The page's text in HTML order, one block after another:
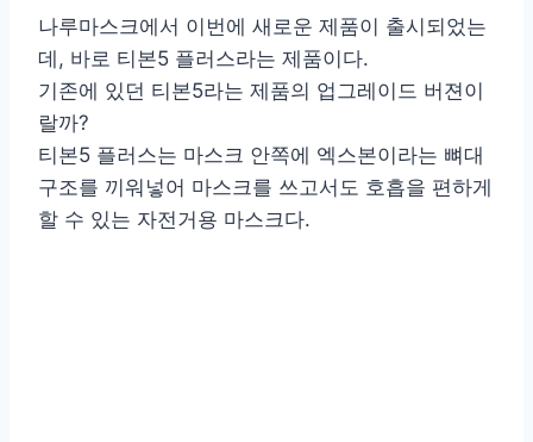
나루마스크에서 이번에 새로운 제품이 출시되었는
데, 바로 티본5 플러스라는 제품이다.
기존에 있던 티본5라는 제품의 업그레이드 버젼이
랄까?
티본5 플러스는 마스크 안쪽에 엑스본이라는 뼈대
구조를 끼워넣어 마스크를 쓰고서도 호흡을 편하게
할 수 있는 자전거용 마스크다.